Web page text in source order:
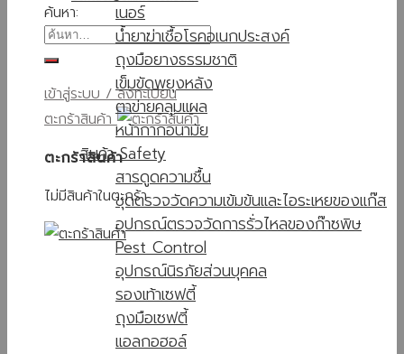
ค้นหา:
เข้าสู่ระบบ / ลงทะเบียน
ตะกร้าสินค้า
ตะกร้าสินค้า
ไม่มีสินค้าในตะกร้า
เนอร์
น้ำยาฆ่าเชื้อโรคอเนกประสงค์
ถุงมือยางธรรมชาติ
เข็มขัดพยุงหลัง
ตาข่ายคลุมแผล
หน้ากากอนามัย
สินค้า Safety
สารดูดความชื้น
ชุดตรวจวัดความเข้มข้นและไอระเหยของแก๊ส
อุปกรณ์ตรวจวัดการรั่วไหลของก๊าซพิษ
Pest Control
อุปกรณ์นิรภัยส่วนบุคคล
รองเท้าเซฟตี้
ถุงมือเซฟตี้
แอลกอฮอล์